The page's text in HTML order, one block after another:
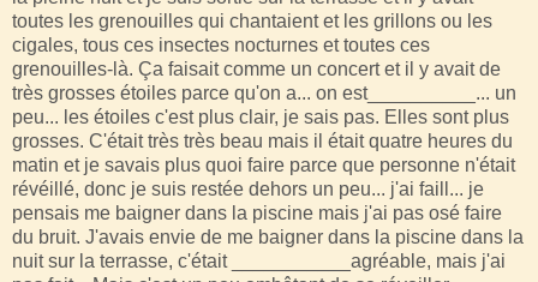
toutes les grenouilles qui chantaient et les grillons ou les
cigales, tous ces insectes nocturnes et toutes ces
grenouilles-là. Ça faisait comme un concert et il y avait de
très grosses étoiles parce qu'on a... on est__________... un
peu... les étoiles c'est plus clair, je sais pas. Elles sont plus
grosses. C'était très très beau mais il était quatre heures du
matin et je savais plus quoi faire parce que personne n'était
révéillé, donc je suis restée dehors un peu... j'ai faill... je
pensais me baigner dans la piscine mais j'ai pas osé faire
du bruit. J'avais envie de me baigner dans la piscine dans la
nuit sur la terrasse, c'était ___________agréable, mais j'ai